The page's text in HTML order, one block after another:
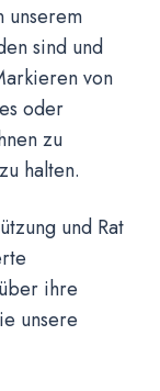
unserem
sind und
von
oder
zu
halten.
und Rat
ihre
unsere